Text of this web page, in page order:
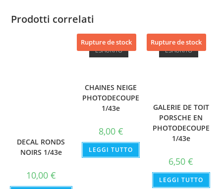
Prodotti correlati
DECAL RONDS
NOIRS 1/43e
10,00 €
Rupture de stock
ESAURITO
CHAINES NEIGE
PHOTODECOUPE
1/43e
8,00 €
LEGGI TUTTO
Rupture de stock
ESAURITO
GALERIE DE TOIT
PORSCHE EN
PHOTODECOUPE
1/43e
6,50€
LEGGI TUTTO